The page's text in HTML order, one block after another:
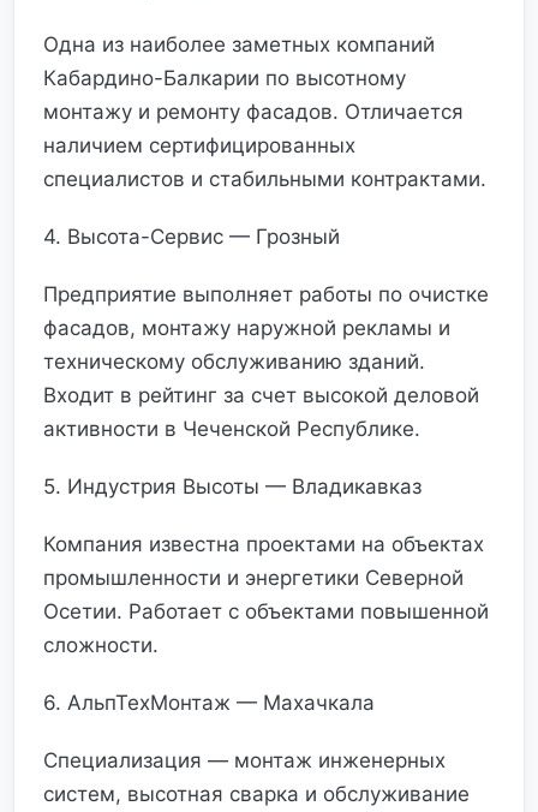
Одна из наиболее заметных компаний
Кабардино-Балкарии по высотному
монтажу и ремонту фасадов. Отличается
наличием сертифицированных
специалистов и стабильными контрактами.
4. Высота-Сервис — Грозный
Предприятие выполняет работы по очистке
фасадов, монтажу наружной рекламы и
техническому обслуживанию зданий.
Входит в рейтинг за счет высокой деловой
активности в Чеченской Республике.
5. Индустрия Высоты — Владикавказ
Компания известна проектами на объектах
промышленности и энергетики Северной
Осетии. Работает с объектами повышенной
сложности.
6. АльпТехМонтаж — Махачкала
Специализация — монтаж инженерных
систем, высотная сварка и обслуживание